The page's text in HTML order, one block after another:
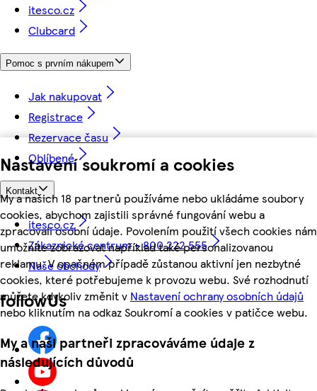
Nastavení soukromí a cookies
My a našich 18 partnerů používáme nebo ukládáme soubory
cookies, abychom zajistili správné fungování webu a
zpracovali osobní údaje. Povolením použití všech cookies nám
umožníte zobrazovat například také personalizovanou
reklamu. V opačném případě zůstanou aktivní jen nezbytné
cookies, které potřebujeme k provozu webu. Své rozhodnutí
můžete kdykoliv změnit v Nastavení ochrany osobních údajů
nebo kliknutím na odkaz Soukromí a cookies v patičce webu.
My a naši partneři zpracováváme údaje z
následujících důvodů
itesco.cz
Clubcard
Pomoc s prvním nákupem
Jak nakupovat
Registrace
Rezervace času
Oblíbené
Kontakt
itesco.cz
Zákaznické centrum - 800 222 555
Naše obchody
followUs